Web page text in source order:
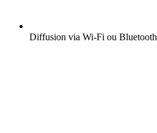
Diffusion via Wi-Fi ou Bluetooth